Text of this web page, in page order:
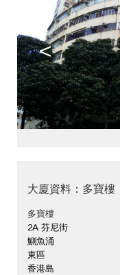
<
大廈資料：多寶樓
多寶樓
2A 芬尼街
鰂魚涌
東區
香港島